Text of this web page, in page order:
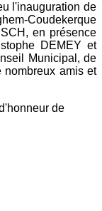
l'inauguration de
Coudekerque
en présence
DEMEY et
Municipal, de
nombreux amis et
de